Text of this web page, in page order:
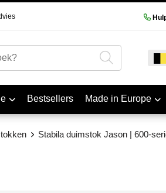
Bestsellers Made in Europe
Stabila duimstok Jason | 600-